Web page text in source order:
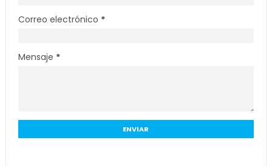
Correo electrónico *
Mensaje *